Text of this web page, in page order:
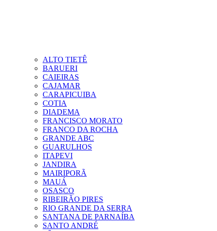
ALTO TIETÊ
BARUERI
CAIEIRAS
CAJAMAR
CARAPICUIBA
COTIA
DIADEMA
FRANCISCO MORATO
FRANCO DA ROCHA
GRANDE ABC
GUARULHOS
ITAPEVI
JANDIRA
MAIRIPORÃ
MAUÁ
OSASCO
RIBEIRÃO PIRES
RIO GRANDE DA SERRA
SANTANA DE PARNAÍBA
SANTO ANDRÉ